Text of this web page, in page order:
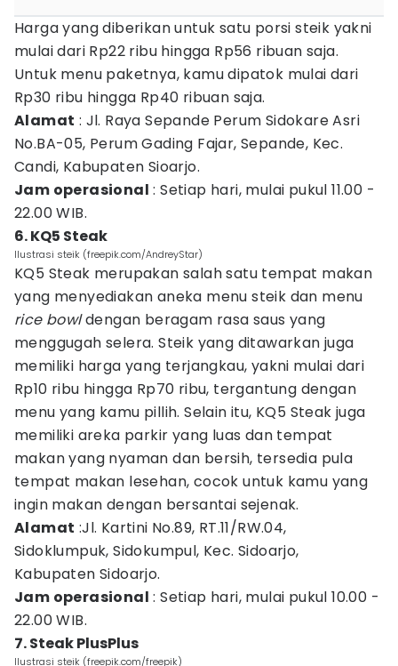
Harga yang diberikan untuk satu porsi steik yakni
mulai dari Rp22 ribu hingga Rp56 ribuan saja.
Untuk menu paketnya, kamu dipatok mulai dari
Rp30 ribu hingga Rp40 ribuan saja.
Alamat : Jl. Raya Sepande Perum Sidokare Asri
No.BA-05, Perum Gading Fajar, Sepande, Kec.
Candi, Kabupaten Sioarjo.
Jam operasional : Setiap hari, mulai pukul 11.00 -
22.00 WIB.
6. KQ5 Steak
Ilustrasi steik (freepik.com/AndreyStar)
KQ5 Steak merupakan salah satu tempat makan
yang menyediakan aneka menu steik dan menu
rice bowldengan beragam rasa saus yang
menggugah selera. Steik yang ditawarkan juga
memiliki harga yang terjangkau, yakni mulai dari
Rp10 ribu hingga Rp70 ribu, tergantung dengan
menu yang kamu pillih. Selain itu, KQ5 Steak juga
memiliki areka parkir yang luas dan tempat
makan yang nyaman dan bersih, tersedia pula
tempat makan lesehan, cocok untuk kamu yang
ingin makan dengan bersantai sejenak.
Alamat :Jl. Kartini No.89, RT.11/RW.04,
Sidoklumpuk, Sidokumpul, Kec. Sidoarjo,
Kabupaten Sidoarjo.
Jam operasional : Setiap hari, mulai pukul 10.00 -
22.00 WIB.
7. Steak PlusPlus
Ilustrasi steik (freepik.com/freepik)